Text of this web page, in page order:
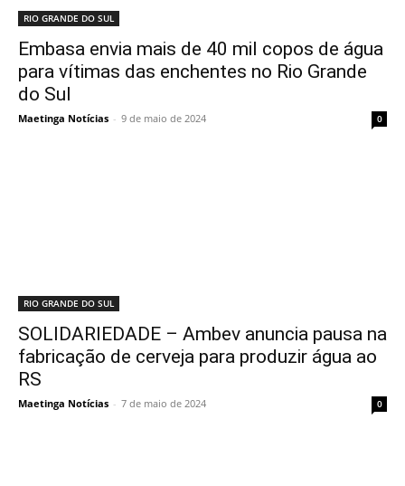
RIO GRANDE DO SUL
Embasa envia mais de 40 mil copos de água
para vítimas das enchentes no Rio Grande
do Sul
Maetinga Notícias - 9 de maio de 2024 0
RIO GRANDE DO SUL
SOLIDARIEDADE – Ambev anuncia pausa na
fabricação de cerveja para produzir água ao
RS
Maetinga Notícias - 7 de maio de 2024 0